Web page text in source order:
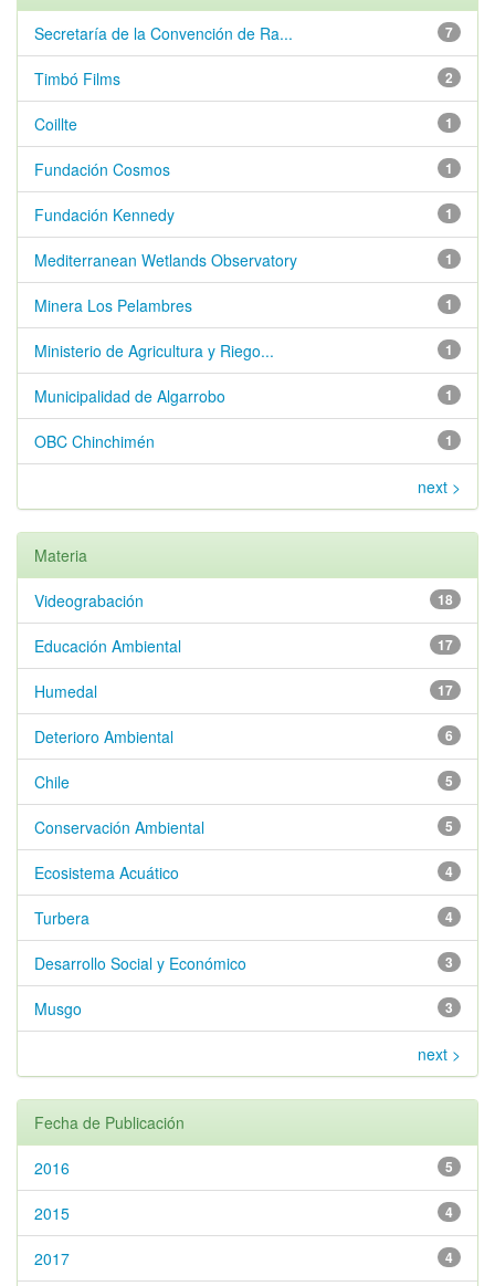
7
Secretaría de la Convención de Ra...
2
Timbó Films
1
Coillte
1
Fundación Cosmos
1
Fundación Kennedy
1
Mediterranean Wetlands Observatory
1
Minera Los Pelambres
1
Ministerio de Agricultura y Riego...
1
Municipalidad de Algarrobo
1
OBC Chinchimén
next >
Materia
18
Videograbación
17
Educación Ambiental
17
Humedal
6
Deterioro Ambiental
5
Chile
5
Conservación Ambiental
4
Ecosistema Acuático
4
Turbera
3
Desarrollo Social y Económico
3
Musgo
next >
Fecha de Publicación
5
2016
4
2015
4
2017